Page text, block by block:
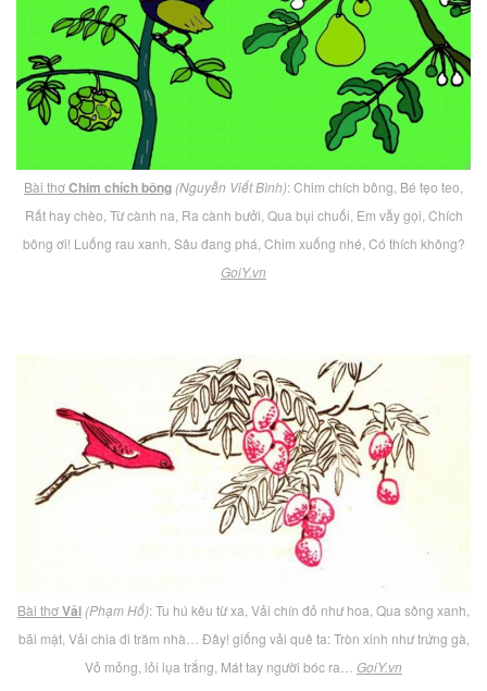
Bài thơChim chích bông (Nguyễn Viết Bình): Chim chích bông, Bé tẹo teo,
Rất hay chèo, Từ cành na, Ra cành bưởi, Qua bụi chuối, Em vẫy gọi, Chích
bông ơi! Luống rau xanh, Sâu đang phá, Chim xuống nhé, Có thích không?
GoiY.vn
Bài thơVải (Phạm Hổ): Tu hú kêu từ xa, Vải chín đỏ như hoa, Qua sông xanh,
bãi mật, Vải chia đi trăm nhà… Đây! giống vải quê ta: Tròn xinh như trứng gà,
Vỏ mỏng, lỏi lụa trắng, Mát tay người bóc ra… GoiY.vn